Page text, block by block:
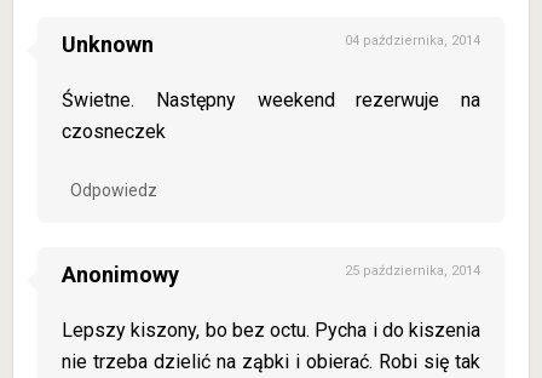
Unknown 04 października, 2014
Świetne. Następny weekend rezerwuje na
czosneczek
Odpowiedz
Anonimowy 25 października, 2014
Lepszy kiszony, bo bez octu. Pycha i do kiszenia
nie trzeba dzielić na ząbki i obierać. Robi się tak